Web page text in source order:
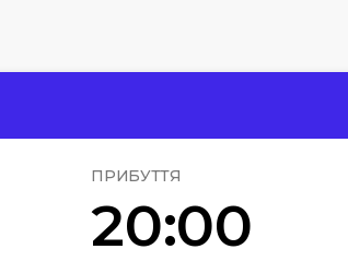
ПРИБУТТЯ
20:00